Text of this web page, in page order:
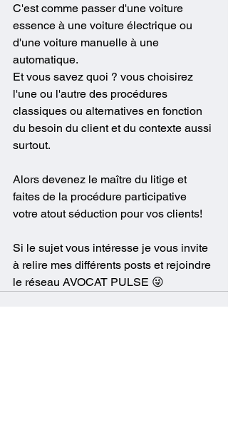
C'est comme passer d'une voiture
essence à une voiture électrique ou
d'une voiture manuelle à une
automatique.
Et vous savez quoi ? vous choisirez
l'une ou l'autre des procédures
classiques ou alternatives en fonction
du besoin du client et du contexte aussi
surtout.
Alors devenez le maître du litige et
faites de la procédure participative
votre atout séduction pour vos clients!
Si le sujet vous intéresse je vous invite
à relire mes différents posts et rejoindre
le réseau AVOCAT PULSE 😜